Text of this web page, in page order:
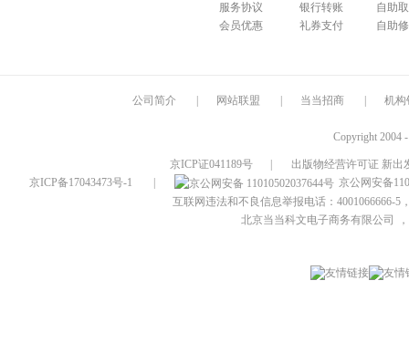
服务协议
会员优惠
银行转账
礼券支付
自助
自助
公司简介 网站联盟 当当招商 机构
Copyright 2004
京ICP证041189号
出版物经营许可证 新出
京ICP备17043473号-1
京公网安备
互联网违法和不良信息举报电话：4001066666-5
北京当当科文电子商务有限公司